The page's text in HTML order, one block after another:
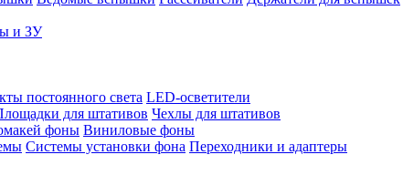
и ЗУ
постоянного света LED-осветители
для штативов Чехлы для штативов
фоны Виниловые фоны
Системы установки фона Переходники и адаптеры